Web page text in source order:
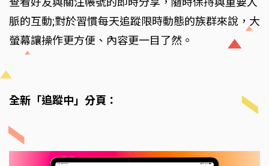
脈的互動;對於習慣每天追蹤限時動態的族群來說，大
螢幕讓操作更方便、內容更一目了然。
全新「追蹤中」分頁：